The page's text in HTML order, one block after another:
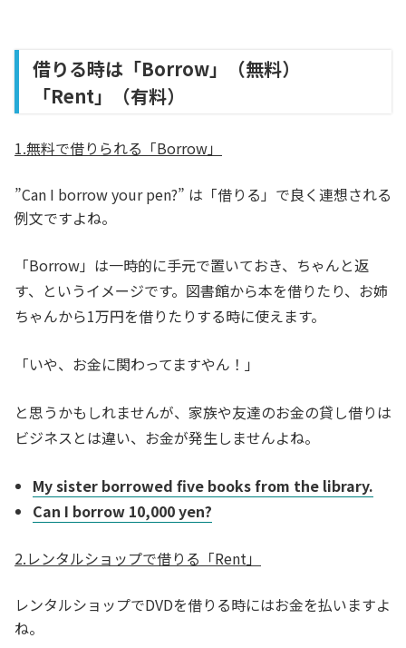
借りる時は「Borrow」（無料）
「Rent」（有料）
1.無料で借りられる「Borrow」
”Can I borrow your pen?” は「借りる」で良く連想される
例文ですよね。
「Borrow」は一時的に手元で置いておき、ちゃんと返
す、というイメージです。図書館から本を借りたり、お姉
ちゃんから1万円を借りたりする時に使えます。
「いや、お金に関わってますやん！」
と思うかもしれませんが、家族や友達のお金の貸し借りは
ビジネスとは違い、お金が発生しませんよね。
My sister borrowed five books from the library.
Can I borrow 10,000 yen?
2.レンタルショップで借りる「Rent」
レンタルショップでDVDを借りる時にはお金を払いますよ
ね。